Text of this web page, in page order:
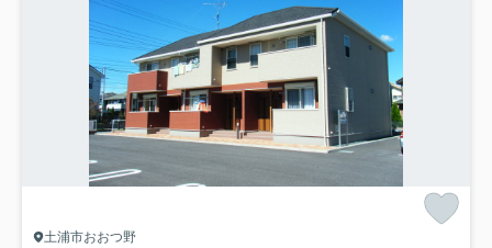
土浦市おおつ野